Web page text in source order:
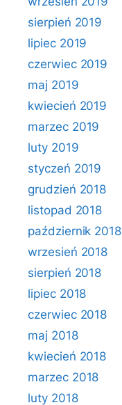
sierpień 2019
lipiec 2019
czerwiec 2019
maj 2019
kwiecień 2019
marzec 2019
luty 2019
styczeń 2019
grudzień 2018
listopad 2018
październik 2018
wrzesień 2018
sierpień 2018
lipiec 2018
czerwiec 2018
maj 2018
kwiecień 2018
marzec 2018
luty 2018